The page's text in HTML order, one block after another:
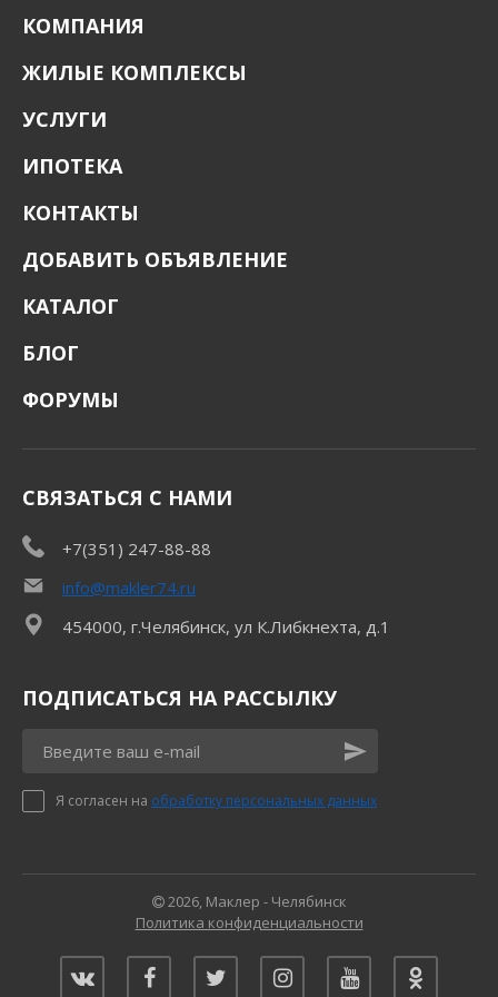
КОМПАНИЯ
ЖИЛЫЕ КОМПЛЕКСЫ
УСЛУГИ
ИПОТЕКА
КОНТАКТЫ
ДОБАВИТЬ ОБЪЯВЛЕНИЕ
КАТАЛОГ
БЛОГ
ФОРУМЫ
СВЯЗАТЬСЯ С НАМИ
+7(351) 247-88-88
info@makler74.ru
454000, г.Челябинск, ул К.Либкнехта, д.1
ПОДПИСАТЬСЯ НА РАССЫЛКУ
Я согласен на обработку персональных данных
2026, Маклер - Челябинск
Политика конфиденциальности